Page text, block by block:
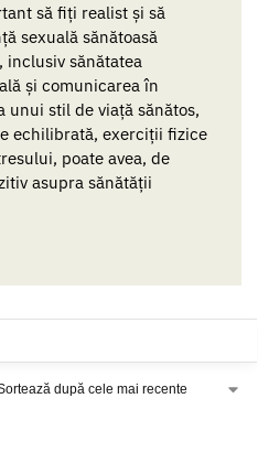
să fiți realist și să
sexuală sănătoasă
inclusiv sănătatea
și comunicarea în
stil de viață sănătos,
echilibrată, exerciții fizice
poate avea, de
asupra sănătății